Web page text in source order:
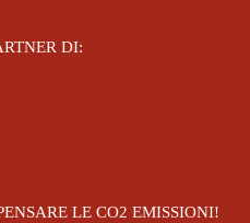
DI:
LE CO2 EMISSIONI!